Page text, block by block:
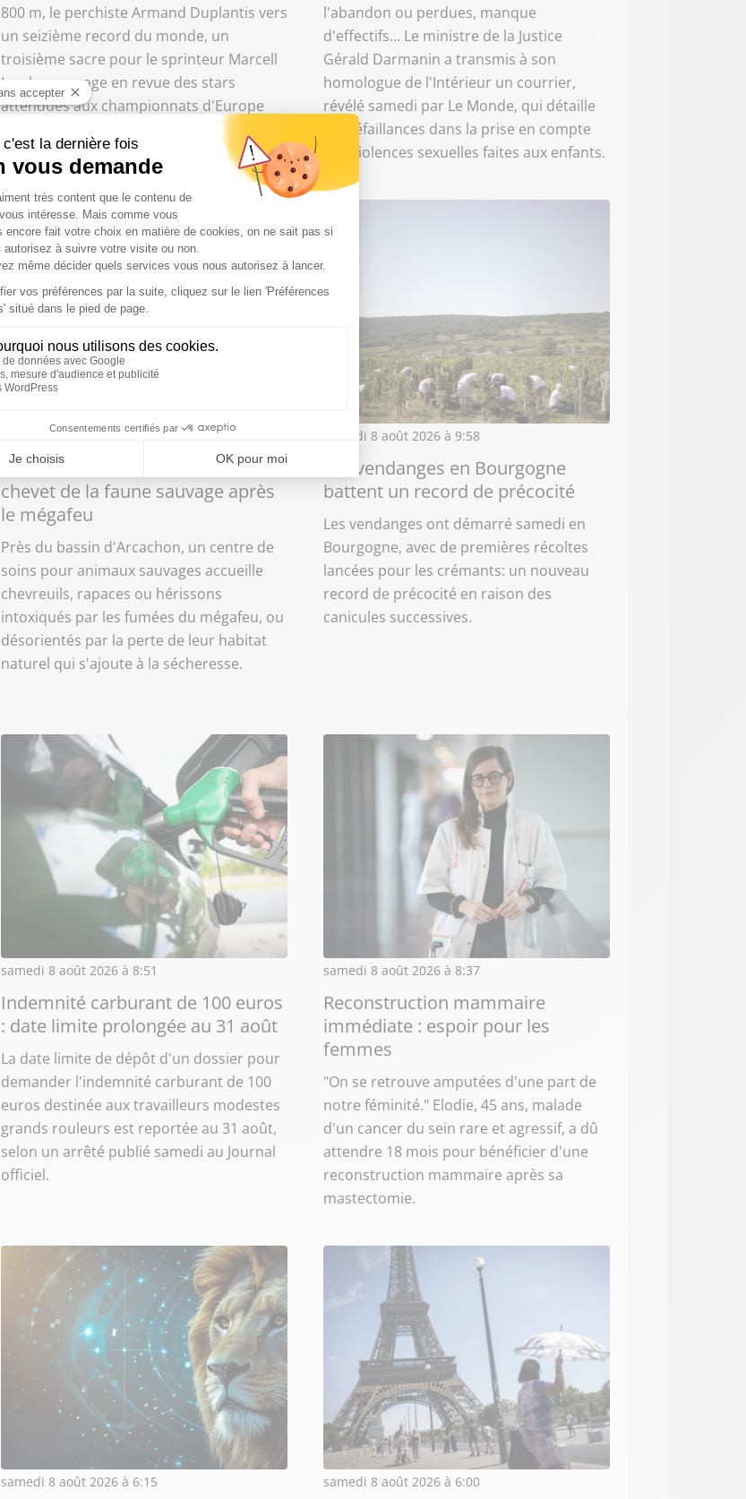
800 m, le perchiste Armand Duplantis vers
un seizième record du monde, un
troisième sacre pour le sprinteur Marcell
Jacobs: passage en revue des stars
attendues aux championnats d'Europe
d'athlétisme qui débutent lundi à
Birmingham (Royaume-Uni).
l'abandon ou perdues, manque
d'effectifs... Le ministre de la Justice
Gérald Darmanin a transmis à son
homologue de l'Intérieur un courrier,
révélé samedi par Le Monde, qui détaille
les défaillances dans la prise en compte
des violences sexuelles faites aux enfants.
samedi 8 août 2026 à 10:09
En Gironde, des vétérinaires au
chevet de la faune sauvage après
le mégafeu
Près du bassin d'Arcachon, un centre de
soins pour animaux sauvages accueille
chevreuils, rapaces ou hérissons
intoxiqués par les fumées du mégafeu, ou
désorientés par la perte de leur habitat
naturel qui s'ajoute à la sécheresse.
samedi 8 août 2026 à 9:58
Les vendanges en Bourgogne
battent un record de précocité
Les vendanges ont démarré samedi en
Bourgogne, avec de premières récoltes
lancées pour les crémants: un nouveau
record de précocité en raison des
canicules successives.
samedi 8 août 2026 à 8:51
Indemnité carburant de 100 euros
: date limite prolongée au 31 août
La date limite de dépôt d'un dossier pour
demander l'indemnité carburant de 100
euros destinée aux travailleurs modestes
grands rouleurs est reportée au 31 août,
selon un arrêté publié samedi au Journal
officiel.
samedi 8 août 2026 à 8:37
Reconstruction mammaire
immédiate : espoir pour les
femmes
"On se retrouve amputées d'une part de
notre féminité." Elodie, 45 ans, malade
d'un cancer du sein rare et agressif, a dû
attendre 18 mois pour bénéficier d'une
reconstruction mammaire après sa
mastectomie.
samedi 8 août 2026 à 6:15 samedi 8 août 2026 à 6:00